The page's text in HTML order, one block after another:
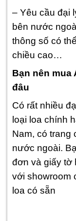
– Yêu cầu đại
bên nước
thông số có
chiều cao…
Bạn nên mua
đâu
Có rất nhiều
loại loa chính
Nam, có trang
nước ngoài.
đơn và giấy tờ
với showroom
loa có sẵn